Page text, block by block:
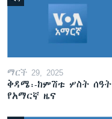
ማርች 29, 2025
ቅዳሜ፡-ከምሽቱ ሦስት ሰዓት
የአማርኛ ዜና